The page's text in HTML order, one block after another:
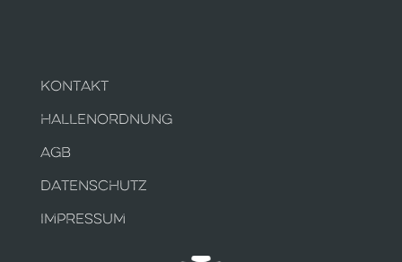
KONTAKT
HALLENORDNUNG
AGB
DATENSCHUTZ
IMPRESSUM